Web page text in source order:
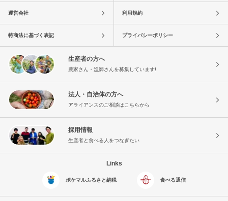
運営会社 利用規約
特商法に基づく表記 プライバシーポリシー
生産者の方へ
農家さん・漁師さんを募集しています!
法人・自治体の方へ
アライアンスのご相談はこちらから
採用情報
生産者と食べる人をつなぎたい
Links
ポケマルふるさと納税 食べる通信